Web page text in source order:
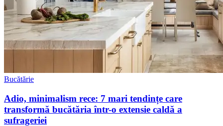
Bucătărie
Adio, minimalism rece: 7 mari tendințe care
transformă bucătăria într-o extensie caldă a
sufrageriei